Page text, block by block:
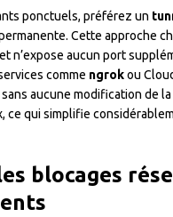
ponctuels, préférez un
Cette approche
n’expose aucun port
comme ngrokou
aucune modification de
ce qui simplifie
blocages